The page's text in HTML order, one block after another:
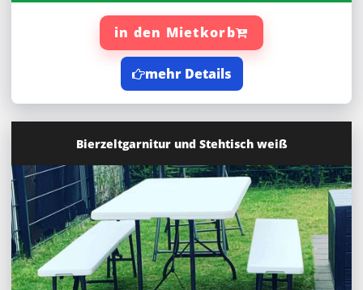
in den Mietkorb
mehr Details
Bierzeltgarnitur und Stehtisch weiß